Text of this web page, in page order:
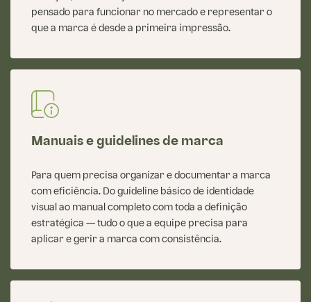
pensado para funcionar no mercado e representar o
que a marca é desde a primeira impressão.
Manuais e guidelines de marca
Para quem precisa organizar e documentar a marca
com eficiência. Do guideline básico de identidade
visual ao manual completo com toda a definição
estratégica — tudo o que a equipe precisa para
aplicar e gerir a marca com consistência.